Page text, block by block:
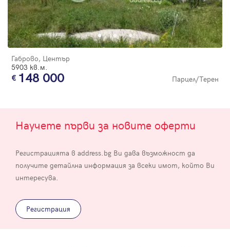
Габрово, Център
5903 кв.м.
148 000 Парцел/Терен
Научете първи за новите оферти
Регистрацията в address.bg Ви дава възможност да
получите детайлна информация за всеки имот, който Ви
интересува.
Регистрация